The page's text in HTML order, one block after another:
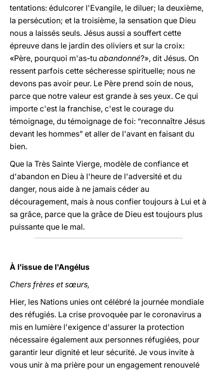
tentations: édulcorer l'Evangile, le diluer; la deuxième,
la persécution; et la troisième, la sensation que Dieu
nous a laissés seuls. Jésus aussi a souffert cette
épreuve dans le jardin des oliviers et sur la croix:
«Père, pourquoi m'as-tu abandonné?», dit Jésus. On
ressent parfois cette sécheresse spirituelle; nous ne
devons pas avoir peur. Le Père prend soin de nous,
parce que notre valeur est grande à ses yeux. Ce qui
importe c'est la franchise, c'est le courage du
témoignage, du témoignage de foi: “reconnaître Jésus
devant les hommes” et aller de l'avant en faisant du
bien.
Que la Très Sainte Vierge, modèle de confiance et
d'abandon en Dieu à l'heure de l'adversité et du
danger, nous aide à ne jamais céder au
découragement, mais à nous confier toujours à Lui et à
sa grâce, parce que la grâce de Dieu est toujours plus
puissante que le mal.
À l'issue de l'Angélus
Chers frères et sœurs,
Hier, les Nations unies ont célébré la journée mondiale
des réfugiés. La crise provoquée par le coronavirus a
mis en lumière l'exigence d'assurer la protection
nécessaire également aux personnes réfugiées, pour
garantir leur dignité et leur sécurité. Je vous invite à
vous unir à ma prière pour un engagement renouvelé